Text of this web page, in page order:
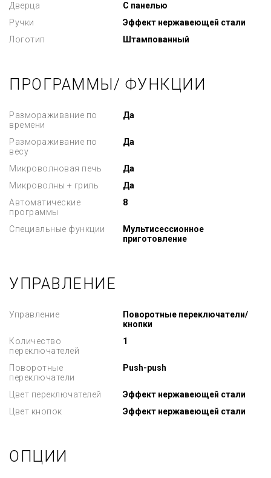
Дверца
С панелью
Ручки
Эффект нержавеющей стали
Логотип
Штампованный
ПРОГРАММЫ/ ФУНКЦИИ
Размораживание по
времени
Да
Размораживание по
весу
Да
Микроволновая печь
Да
Микроволны + гриль
Да
Автоматические
программы
8
Специальные функции
Мультисессионное
приготовление
УПРАВЛЕНИЕ
Управление
Поворотные переключатели/
кнопки
Количество
переключателей
1
Поворотные
переключатели
Push-push
Цвет переключателей
Эффект нержавеющей стали
Цвет кнопок
Эффект нержавеющей стали
ОПЦИИ